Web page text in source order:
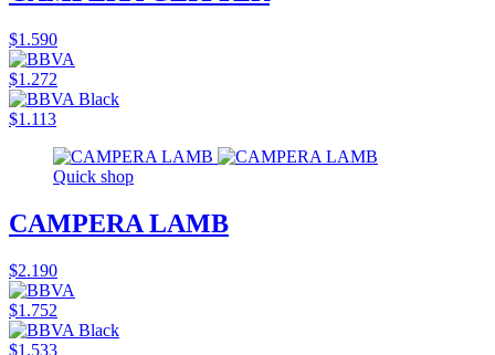
$1.590
$1.272
$1.113
Quick shop
CAMPERA LAMB
$2.190
$1.752
$1.533